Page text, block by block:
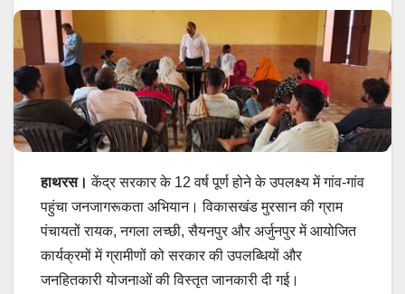
हाथरस। केंद्र सरकार के 12 वर्ष पूर्ण होने के उपलक्ष्य में गांव-गांव
पहुंचा जनजागरूकता अभियान। विकासखंड मुरसान की ग्राम
पंचायतों रायक, नगला लच्छी, सैयनपुर और अर्जुनपुर में आयोजित
कार्यक्रमों में ग्रामीणों को सरकार की उपलब्धियों और
जनहितकारी योजनाओं की विस्तृत जानकारी दी गई।